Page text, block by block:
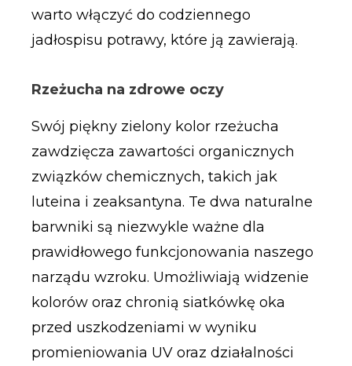
warto włączyć do codziennego
jadłospisu potrawy, które ją zawierają.
Rzeżucha na zdrowe oczy
Swój piękny zielony kolor rzeżucha
zawdzięcza zawartości organicznych
związków chemicznych, takich jak
luteina i zeaksantyna. Te dwa naturalne
barwniki są niezwykle ważne dla
prawidłowego funkcjonowania naszego
narządu wzroku. Umożliwiają widzenie
kolorów oraz chronią siatkówkę oka
przed uszkodzeniami w wyniku
promieniowania UV oraz działalności